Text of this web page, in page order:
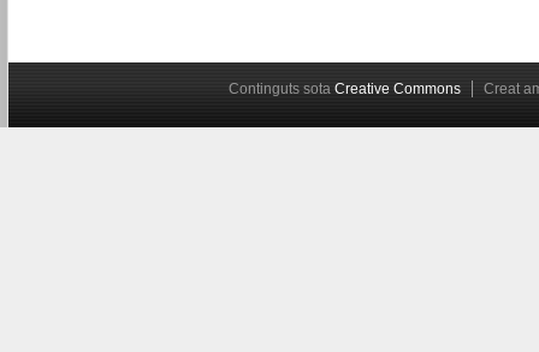
Continguts sota Creative Commons Creat